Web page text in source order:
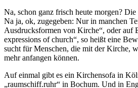
Na, schon ganz frisch heute morgen?
Na ja, ok, zugegeben: Nur in manchen
Ausdrucksformen von Kirche“, oder auf
expressions of church“, so heißt eine
sucht für Menschen, die mit der Kirche,
mehr anfangen können.
Auf einmal gibt es ein Kirchensofa in
„raumschiff.ruhr“ in Bochum. Und in